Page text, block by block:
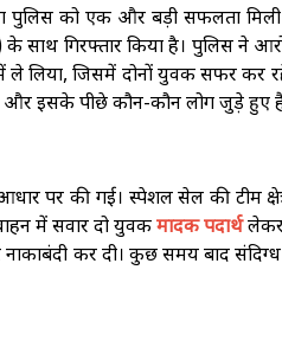
को एक और बड़ी सफलता मिली
के साथ गिरफ्तार किया है। पुलिस ने
लिया, जिसमें दोनों युवक सफर कर
और इसके पीछे कौन-कौन लोग जुड़े हुए
पर की गई। स्पेशल सेल की टीम
में सवार दो युवकमादक पदार्थ
कर दी। कुछ समय बाद